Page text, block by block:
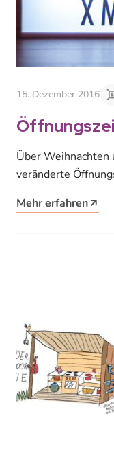
15. Dezember 2016
Über Weihnachten
veränderte
Studentenwerk
Mehr erfahren